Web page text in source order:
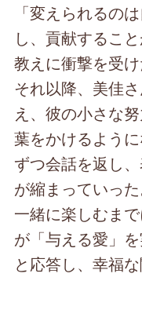
「変えられるの
し、貢献するこ
教えに衝撃を受け
それ以降、美佳
え、彼の小さな
葉をかけるよう
ずつ会話を返し
が縮まっていっ
一緒に楽しむま
が「与える愛」
と応答し、幸福